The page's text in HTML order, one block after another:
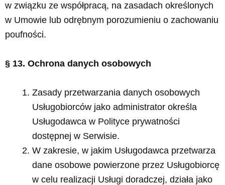
w związku ze współpracą, na zasadach określonych
w Umowie lub odrębnym porozumieniu o zachowaniu
poufności.
§ 13. Ochrona danych osobowych
Zasady przetwarzania danych osobowych
Usługobiorców jako administrator określa
Usługodawca w Polityce prywatności
dostępnej w Serwisie.
W zakresie, w jakim Usługodawca przetwarza
dane osobowe powierzone przez Usługobiorcę
w celu realizacji Usługi doradczej, działa jako